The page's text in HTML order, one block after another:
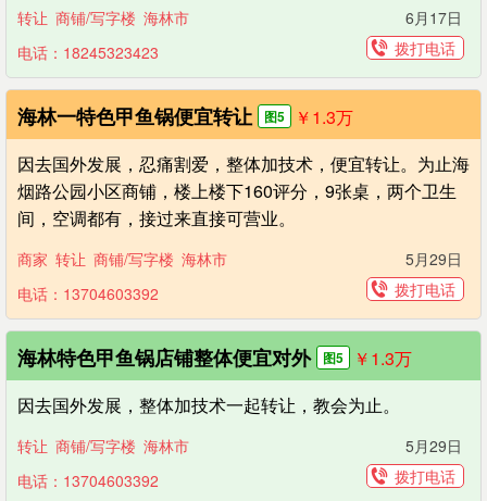
转让 商铺/写字楼 海林市
6月17日
电话：18245323423
拨打电话
海林一特色甲鱼锅便宜转让 图5 ￥1.3万
因去国外发展，忍痛割爱，整体加技术，便宜转让。为止海
烟路公园小区商铺，楼上楼下160评分，9张桌，两个卫生
间，空调都有，接过来直接可营业。
商家 转让 商铺/写字楼 海林市
5月29日
电话：13704603392
拨打电话
海林特色甲鱼锅店铺整体便宜对外 图5 ￥1.3万
因去国外发展，整体加技术一起转让，教会为止。
转让 商铺/写字楼 海林市
5月29日
电话：13704603392
拨打电话